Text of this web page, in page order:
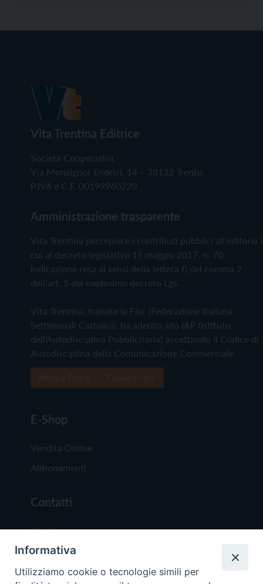
Vita Trentina Editrice
Società Cooperativa
Via Monsignor Endrici, 14 – 38122 Trento
P.IVA e C.F. 00199960220
Amministrazione trasparente
Vita Trentina percepisce i contributi pubblici all'editoria
cui al decreto legislativo 15 maggio 2017, n. 70.
Indicazione resa ai sensi della lettera f) del comma 2
dell'art. 5 del medesimo decreto Lgs.
Vita Trentina, tramite la Fisc (Federazione Italiana
Settimanali Cattolici), ha aderito allo IAP (Istituto
dell'Autodisciplina Pubblicitaria) accettando il Codice di
Autodisciplina della Comunicazione Commerciale
E-Shop
Vendita Online
Abbonamenti
Contatti
Chi Siamo
Redazione
Scrivici
Informativa
Utilizziamo cookie o tecnologie simili per